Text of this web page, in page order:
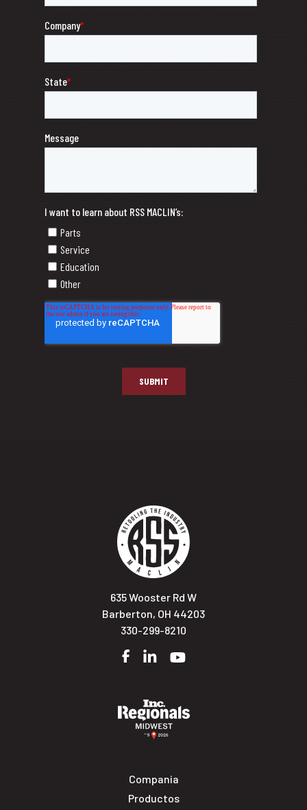
635 Wooster Rd W
Barberton, OH 44203
330-299-8210
FacebookLinkedInYouTube
Compania
Productos